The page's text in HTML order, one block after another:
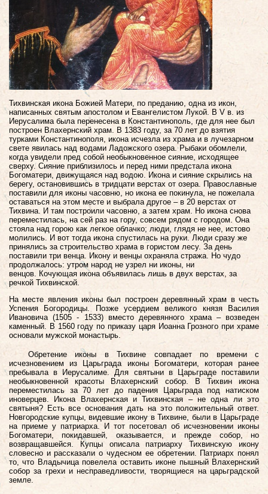
Тихвинская икона Божией Матери, по преданию, одна из икон,
написанных святым апостолом и Евангелистом Лукой. В V в. из
Иерусалима была перенесена в Константинополь, где для нее был
построен Влахернский храм. В 1383 году, за 70 лет до взятия
турками Константинополя, икона исчезла из храма и в лучезарном
свете явилась над водами Ладожского озера. Рыбаки обомлели,
когда увидели пред собой необыкновенное сияние, исходящее
сверху. Сияние приблизилось и перед ними предстала икона
Богоматери, движущаяся над водою. Икона и сияние скрылись на
берегу, остановившись в тридцати верстах от озера. Православные
поставили для иконы часовню, но икона ее покинула, не пожелала
оставаться на этом месте и выбрала другое – в 20 верстах от
Тихвина. И там построили часовню, а затем храм. Но икона снова
переместилась, на сей раз на гору, совсем рядом с городом. Она
стояла над горою как легкое облачко; люди, глядя не нее, истово
молились. И вот тогда икона спустилась на руки. Люди сразу же
принялись за строительство храма в гористом лесу. За день
поставили три венца. Икону и венцы охраняла стража. Но чудо
продолжалось: утром народ не узрел ни иконы, ни
венцов.
Кочующая икона объявилась лишь в двух верстах, за
речкой Тихвинской.
На месте явления иконы был построен деревянный храм в честь
Успения Богородицы. Позже усердием великого князя Василия
Ивановича (1505 - 1533) вместо деревянного храма – возведен
каменный. В 1560 году по приказу царя Иоанна Грозного при храме
основали мужской монастырь.
Обретение иконы в Тихвине совпадает по времени с
исчезновением из Царьграда иконы Богоматери, которая ранее
пребывала в Иерусалиме. Для святыни в Царьграде поставили
необыкновенной красоты Влахернский собор.
В Тихвин икона
переместилась за 70 лет до падения Царьграда под натиском
иноверцев.
Икона Влахернская и Тихвинская – не одна ли это
святыня? Есть все основания дать на это положительный ответ.
Новгородские купцы, видевшие икону в Тихвине, были в Царьграде
на приеме у патриарха. И тот посетовал об исчезновении иконы
Богоматери, покидавшей, оказывается, и прежде собор, но
возвращавшейся. Купцы описала патриарху Тихвинскую икону
словесно и рассказали о чудесном ее обретении. Патриарх понял
то, что Владычица повелела оставить иконе пышный Влахернский
собор за грехи и несправедливости, творящиеся на царьградской
земле.